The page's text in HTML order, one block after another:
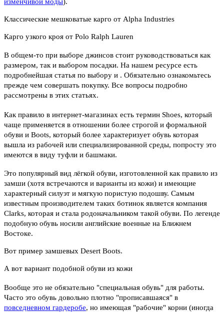
Классические мешковатые карго от Alpha Industries
Карго узкого кроя от Polo Ralph Lauren
В общем-то при выборе джинсов стоит руководствоваться как
размером, так и выбором посадки. На нашем ресурсе есть
подробнейшая статья по выбору и . Обязательно ознакомьтесь
прежде чем совершать покупку. Все вопросы подробно
рассмотрены в этих статьях.
Как правило в интернет-магазинах есть термин Shoes, который
чаще применяется в отношении более строгой и формальной
обуви и Boots, который более характеризует обувь которая
вышла из рабочей или специализированной среды, попросту это
имеются в виду туфли и башмаки.
Это популярный вид лёгкой обуви, изготовленной как правило из
замши (хотя встречаются и варианты из кожи) и имеющие
характерный силуэт и мягкую пористую подошву. Самым
известным производителем таких ботинок является компания
Clarks, которая и стала родоначальником такой обуви. По легенде
подобную обувь носили английские военные на Ближнем
Востоке.
Вот пример замшевых Desert Boots.
А вот вариант подобной обуви из кожи
Вообще это не обязательно "специальная обувь" для работы.
Часто это обувь довольно плотно "прописавшаяся" в
повседневном гардеробе, но имеющая "рабочие" корни (иногда